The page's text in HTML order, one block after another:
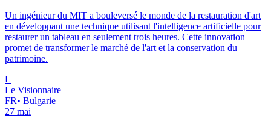
Un ingénieur du MIT a bouleversé le monde de la restauration d'art
en développant une technique utilisant l'intelligence artificielle pour
restaurer un tableau en seulement trois heures. Cette innovation
promet de transformer le marché de l'art et la conservation du
patrimoine.
L
Le Visionnaire
FR• Bulgarie
27 mai